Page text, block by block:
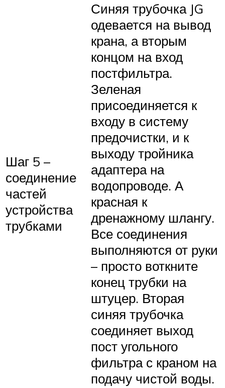
Шаг 5 –
соединение
частей
устройства
трубками
Синяя трубочка JG
одевается на вывод
крана, а вторым
концом на вход
постфильтра.
Зеленая
присоединяется к
входу в систему
предочистки, и к
выходу тройника
адаптера на
водопроводе. А
красная к
дренажному шлангу.
Все соединения
выполняются от руки
– просто воткните
конец трубки на
штуцер. Вторая
синяя трубочка
соединяет выход
пост угольного
фильтра с краном на
подачу чистой воды.